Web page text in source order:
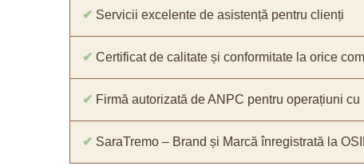
✔ Servicii excelente de asistență pentru clienți
✔ Certificat de calitate și conformitate la orice
✔ Firmă autorizată de ANPC pentru operațiuni
✔ SaraTremo – Brand și Marcă înregistrată la